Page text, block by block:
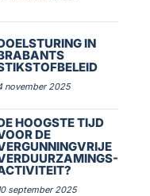
IN
november 2025
HOOGSTE TIJD
DE
september 2025